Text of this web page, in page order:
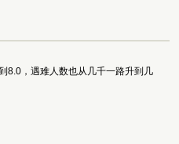
8.0，遇难人数也从几千一路升到几